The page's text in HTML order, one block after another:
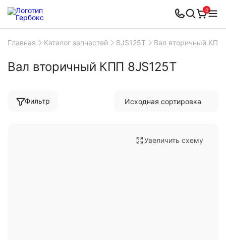
0
Главная Каталог запчастей 8JS125T Вал вторичный КПП
Вал вторичный КПП 8JS125T
Фильтр
Увеличить схему